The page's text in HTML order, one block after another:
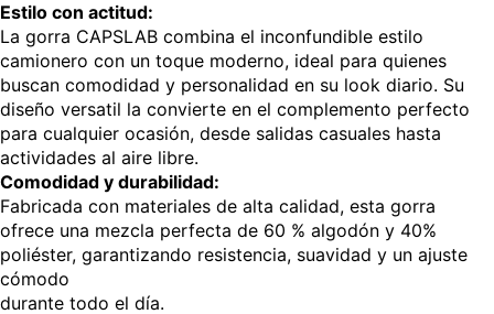
Estilo con actitud:
La gorra CAPSLAB combina el inconfundible estilo
camionero con un toque moderno, ideal para quienes
buscan comodidad y personalidad en su look diario. Su
diseño versatil la convierte en el complemento perfecto
para cualquier ocasión, desde salidas casuales hasta
actividades al aire libre.
Comodidad y durabilidad:
Fabricada con materiales de alta calidad, esta gorra
ofrece una mezcla perfecta de 60 % algodón y 40%
poliéster, garantizando resistencia, suavidad y un ajuste
cómodo
durante todo el día.